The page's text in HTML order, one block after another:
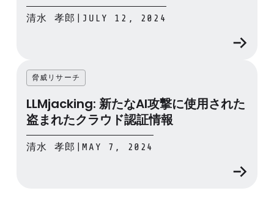
清水 孝郎 JULY 12, 2024
脅威リサーチ
LLMjacking: 新たなAI攻撃に使用された
盗まれたクラウド認証情報
清水 孝郎 |MAY 7, 2024